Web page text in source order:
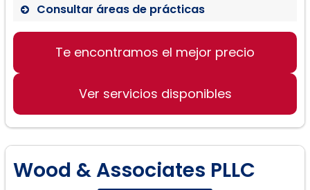
Consultar áreas de prácticas
Derecho de divorcio
Asesoramiento legal familiar
Te encontramos el mejor precio
Ver servicios disponibles
Wood & Associates PLLC